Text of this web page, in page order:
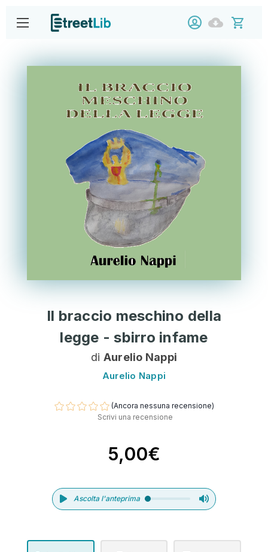
Il braccio meschino della
legge - sbirro infame
di Aurelio Nappi
Aurelio Nappi
(Ancora nessuna recensione)
Scrivi una recensione
5,00€
Ascolta l'anteprima